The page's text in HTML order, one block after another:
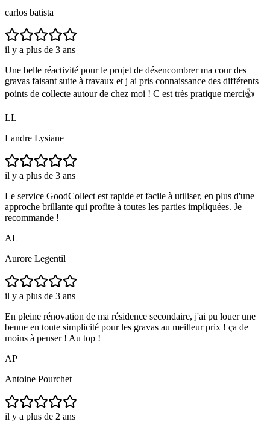
carlos batista
il y a plus de 3 ans
Une belle réactivité pour le projet de désencombrer ma cour des
gravas faisant suite à travaux et j ai pris connaissance des différents
points de collecte autour de chez moi ! C est très pratique merci👍
LL
Landre Lysiane
il y a plus de 3 ans
Le service GoodCollect est rapide et facile à utiliser, en plus d'une
approche brillante qui profite à toutes les parties impliquées. Je
recommande !
AL
Aurore Legentil
il y a plus de 3 ans
En pleine rénovation de ma résidence secondaire, j'ai pu louer une
benne en toute simplicité pour les gravas au meilleur prix ! ça de
moins à penser ! Au top !
AP
Antoine Pourchet
il y a plus de 2 ans